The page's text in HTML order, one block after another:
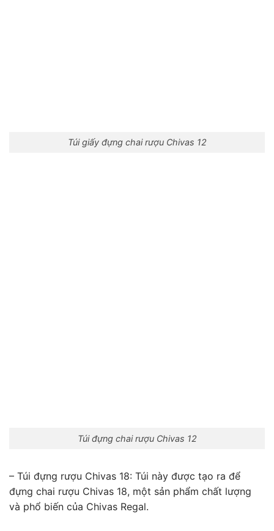
Túi giấy đựng chai rượu Chivas 12
Túi đựng chai rượu Chivas 12
– Túi đựng rượu Chivas 18: Túi này được tạo ra để
đựng chai rượu Chivas 18, một sản phẩm chất lượng
và phổ biến của Chivas Regal.